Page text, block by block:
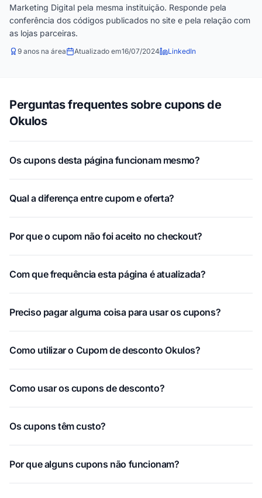
Marketing Digital pela mesma instituição. Responde pela
conferência dos códigos publicados no site e pela relação com
as lojas parceiras.
9 anos na área Atualizado em16/07/2024 LinkedIn
Perguntas frequentes sobre cupons de
Okulos
Os cupons desta página funcionam mesmo?
Qual a diferença entre cupom e oferta?
Por que o cupom não foi aceito no checkout?
Com que frequência esta página é atualizada?
Preciso pagar alguma coisa para usar os cupons?
Como utilizar o Cupom de desconto Okulos?
Como usar os cupons de desconto?
Os cupons têm custo?
Por que alguns cupons não funcionam?